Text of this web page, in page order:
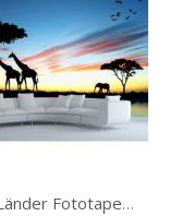
Ferne Länder Fototapete